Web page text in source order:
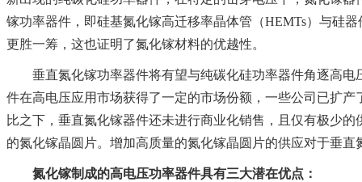
镓功率器件，即硅基氮化镓高迁移率晶体管（HEMTs）与硅
更胜一筹，这也证明了氮化镓材料的优越性。
垂直氮化镓功率器件将有望与纯碳化硅功率器件角逐高电
件在高电压应用市场获得了一定的市场份额，一些公司已扩产
比之下，垂直氮化镓器件还未进行商业化销售，且仅有极少的
的氮化镓晶圆片。增加高质量的氮化镓晶圆片的供应对于垂直
氮化镓制成的高电压功率器件具有三大潜在优点：